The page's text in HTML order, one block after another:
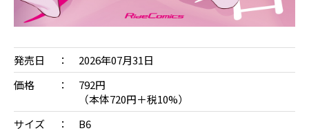
発売日
2026年07月31日
価格
792円
（本体720円＋税10%）
サイズ
B6